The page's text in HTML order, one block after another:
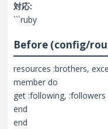
対応:
```ruby
Before (config/
resources :brothers,
member do
get :following, :followers
end
end